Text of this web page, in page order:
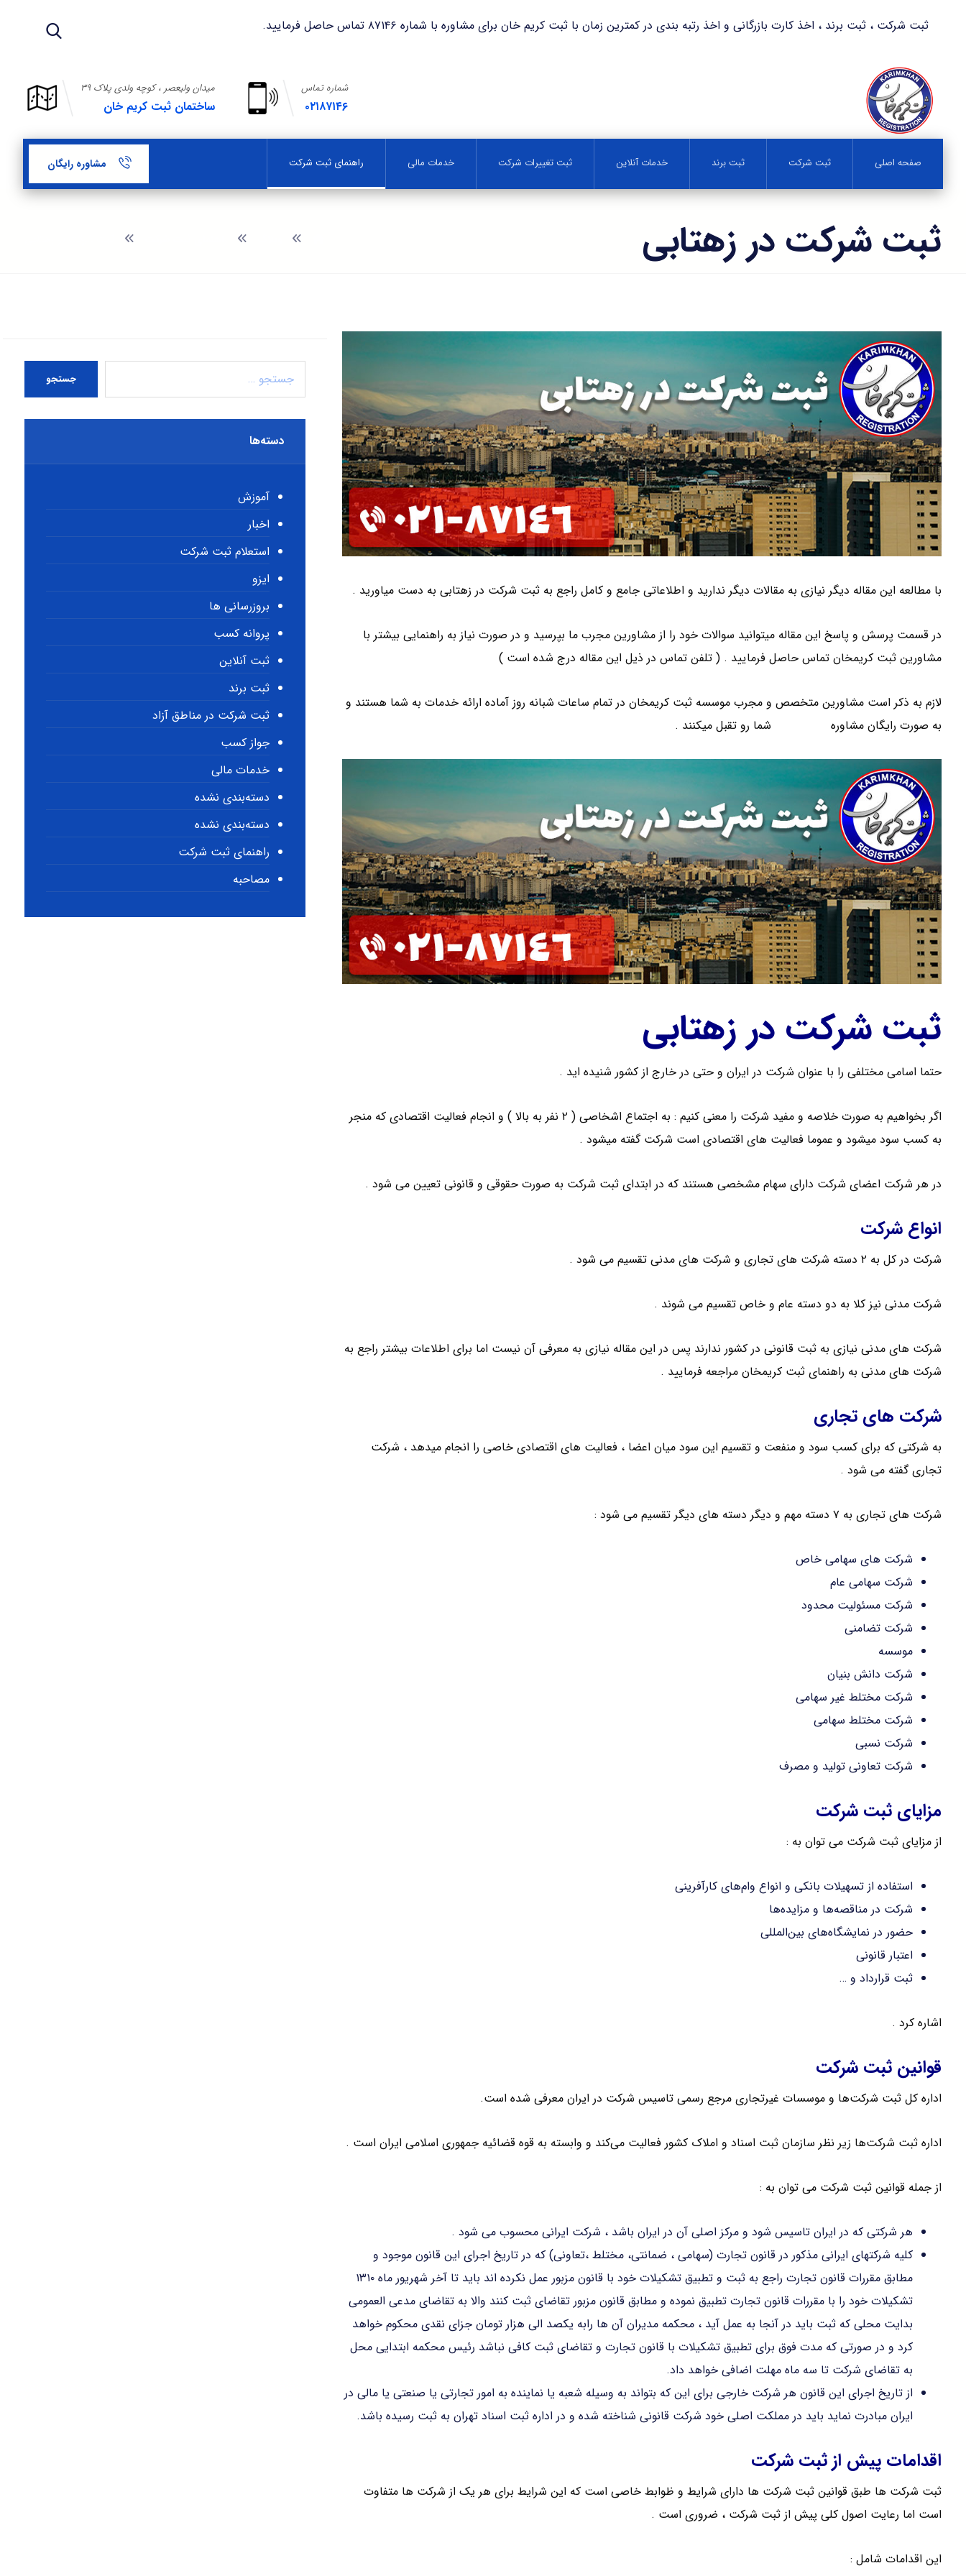
ثبت شرکت ، ثبت برند ، اخذ کارت بازرگانی و اخذ رتبه بندی در کمترین زمان با ثبت کریم خان برای مشاوره با شماره ۸۷۱۴۶ تماس حاصل فرمایید.
میدان ولیعصر ، کوچه ولدی پلاک ۳۹
ساختمان ثبت کریم خان
شماره تماس
۰۲۱۸۷۱۴۶
صفحه اصلی ثبت شرکت ثبت برند خدمات آنلاین ثبت تغییرات شرکت خدمات مالی راهنمای ثبت شرکت مشاوره رایگان
ثبت شرکت در زهتابی
با مطالعه این مقاله دیگر نیازی به مقالات دیگر ندارید و اطلاعاتی جامع و کامل راجع به ثبت شرکت در زهتابی به دست میاورید .
در قسمت پرسش و پاسخ این مقاله میتوانید سوالات خود را از مشاورین مجرب ما بپرسید و در صورت نیاز به راهنمایی بیشتر با
مشاورین ثبت کریمخان تماس حاصل فرمایید . ( تلفن تماس در ذیل این مقاله درج شده است )
لازم به ذکر است مشاورین متخصص و مجرب موسسه ثبت کریمخان در تمام ساعات شبانه روز آماده ارائه خدمات به شما هستند و
به صورت رایگان مشاوره
شما رو تقبل میکنند .
ثبت شرکت در زهتابی
حتما اسامی مختلفی را با عنوان شرکت در ایران و حتی در خارج از کشور شنیده اید .
اگر بخواهیم به صورت خلاصه و مفید شرکت را معنی کنیم : به اجتماع اشخاصی ( ۲ نفر به بالا ) و انجام فعالیت اقتصادی که منجر
به کسب سود میشود و عموما فعالیت های اقتصادی است شرکت گفته میشود .
در هر شرکت اعضای شرکت دارای سهام مشخصی هستند که در ابتدای ثبت شرکت به صورت حقوقی و قانونی تعیین می شود .
انواع شرکت
شرکت در کل به ۲ دسته شرکت های تجاری و شرکت های مدنی تقسیم می شود .
شرکت مدنی نیز کلا به دو دسته عام و خاص تقسیم می شوند .
شرکت های مدنی نیازی به ثبت قانونی در کشور ندارند پس در این مقاله نیازی به معرفی آن نیست اما برای اطلاعات بیشتر راجع به
شرکت های مدنی به راهنمای ثبت کریمخان مراجعه فرمایید .
شرکت های تجاری
به شرکتی که برای کسب سود و منفعت و تقسیم این سود میان اعضا ، فعالیت های اقتصادی خاصی را انجام میدهد ، شرکت
تجاری گفته می شود .
شرکت های تجاری به ۷ دسته مهم و دیگر دسته های دیگر تقسیم می شود :
شرکت های سهامی خاص
شرکت سهامی عام
شرکت مسئولیت محدود
شرکت تضامنی
موسسه
شرکت دانش بنیان
شرکت مختلط غیر سهامی
شرکت مختلط سهامی
شرکت نسبی
شرکت تعاونی تولید و مصرف
مزایای ثبت شرکت
از مزایای ثبت شرکت می توان به :
استفاده از تسهیلات بانکی و انواع وام‌های کارآفرینی
شرکت در مناقصه‌ها و مزایده‌ها
حضور در نمایشگاه‌های بین‌المللی
اعتبار قانونی
ثبت قرارداد و …
اشاره کرد .
قوانین ثبت شرکت
اداره کل ثبت شرکت‌ها و موسسات غیرتجاری مرجع رسمی تاسیس شرکت در ایران معرفی شده است.
اداره ثبت شرکت‌ها زیر نظر سازمان ثبت اسناد و املاک کشور فعالیت می‌کند و وابسته به قوه قضائیه جمهوری اسلامی ایران است .
از جمله قوانین ثبت شرکت می توان به :
هر شرکتی که در ایران تاسیس شود و مرکز اصلی آن در ایران باشد ، شرکت ایرانی محسوب می شود .
کلیه شرکتهای ایرانی مذکور در قانون تجارت (سهامی ، ضمانتی، مختلط ،تعاونی) که در تاریخ اجرای این قانون موجود و
مطابق مقررات قانون تجارت راجع به ثبت و تطبیق تشکیلات خود با قانون مزبور عمل نکرده اند باید تا آخر شهریور ماه ۱۳۱۰
تشکیلات خود را با مقررات قانون تجارت تطبیق نموده و مطابق قانون مزبور تقاضای ثبت کنند والا به تقاضای مدعی العمومی
بدایت محلی که ثبت باید در آنجا به عمل آید ، محکمه مدیران آن ها رابه یکصد الی هزار تومان جزای نقدی محکوم خواهد
کرد و در صورتی که مدت فوق برای تطبیق تشکیلات با قانون تجارت و تقاضای ثبت کافی نباشد رئیس محکمه ابتدایی محل
به تقاضای شرکت تا سه ماه مهلت اضافی خواهد داد.
از تاریخ اجرای این قانون هر شرکت خارجی برای این که بتواند به وسیله شعبه یا نماینده به امور تجارتی یا صنعتی یا مالی در
ایران مبادرت نماید باید در مملکت اصلی خود شرکت قانونی شناخته شده و در اداره ثبت اسناد تهران به ثبت رسیده باشد.
اقدامات پیش از ثبت شرکت
ثبت شرکت ها طبق قوانین ثبت شرکت ها دارای شرایط و ظوابط خاصی است که این شرایط برای هر یک از شرکت ها متفاوت
است اما رعایت اصول کلی پیش از ثبت شرکت ، ضروری است .
این اقدامات شامل :
جستجو
دسته‌ها
آموزش
اخبار
استعلام ثبت شرکت
ایزو
بروزرسانی ها
پروانه کسب
ثبت آنلاین
ثبت برند
ثبت شرکت در مناطق آزاد
جواز کسب
خدمات مالی
دسته‌بندی نشده
دسته‌بندی نشده
راهنمای ثبت شرکت
مصاحبه